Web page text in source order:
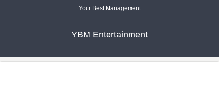
Your Best Management
YBM Entertainment